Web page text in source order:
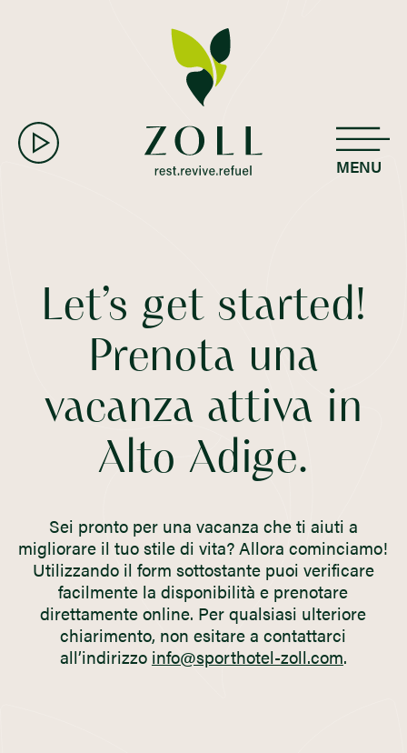
MENU
Let’s get started!
Prenota una
vacanza attiva in
Alto Adige.
Sei pronto per una vacanza che ti aiuti a
migliorare il tuo stile di vita? Allora cominciamo!
Utilizzando il form sottostante puoi verificare
facilmente la disponibilità e prenotare
direttamente online. Per qualsiasi ulteriore
chiarimento, non esitare a contattarci
all’indirizzo info@sporthotel-zoll.com.